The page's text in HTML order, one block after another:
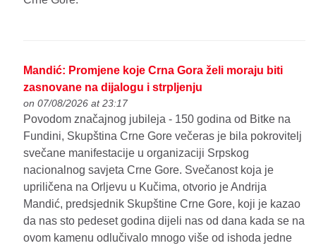
Mandić: Promjene koje Crna Gora želi moraju biti
zasnovane na dijalogu i strpljenju
on 07/08/2026 at 23:17
Povodom značajnog jubileja - 150 godina od Bitke na
Fundini, Skupština Crne Gore večeras je bila pokrovitelj
svečane manifestacije u organizaciji Srpskog
nacionalnog savjeta Crne Gore. Svečanost koja je
upriličena na Orljevu u Kučima, otvorio je Andrija
Mandić, predsjednik Skupštine Crne Gore, koji je kazao
da nas sto pedeset godina dijeli nas od dana kada se na
ovom kamenu odlučivalo mnogo više od ishoda jedne